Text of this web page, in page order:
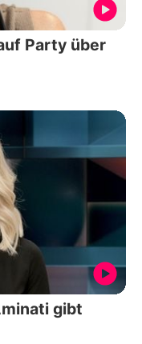
Party über
gibt